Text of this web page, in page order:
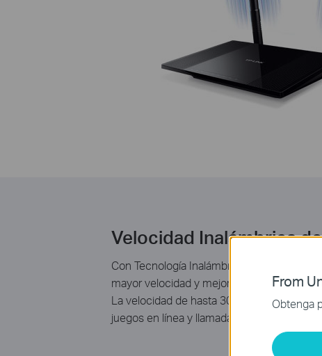
Velocidad Inalámbrica
Con Tecnología Inalámbrica N, el TL-
mayor velocidad y mejor cobertura que los
La velocidad de hasta 300 Mbps es ideal
juegos en línea y llamadas por Internet.
From
Obtenga